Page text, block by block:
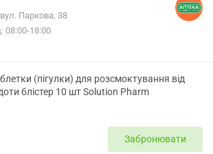
Паркова, 38
08:00-18:00
(пігулки) для розсмоктування від
блістер 10 шт Solution Pharm
Забронювати